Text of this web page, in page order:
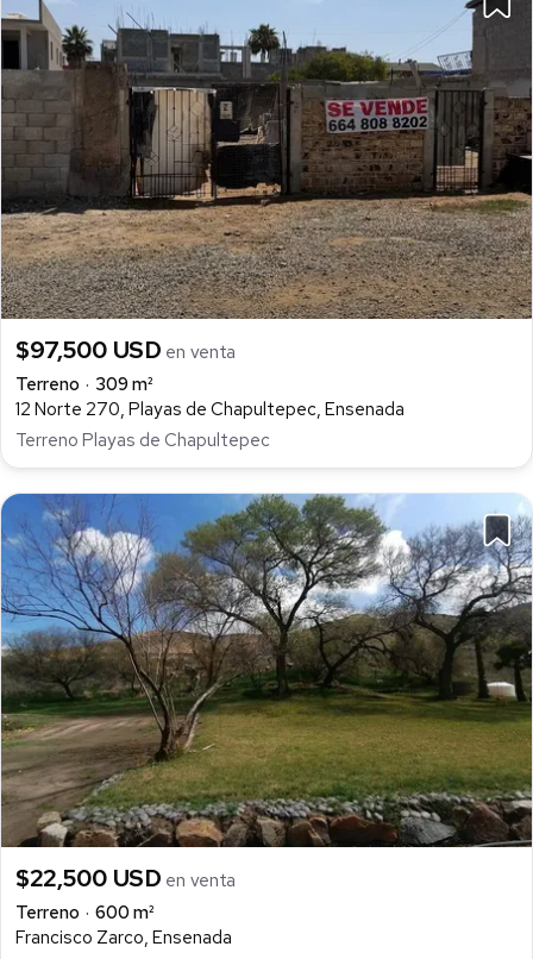
$97,500 USD en venta
Terreno
309 m²
12 Norte 270, Playas de Chapultepec, Ensenada
Terreno Playas de Chapultepec
$22,500 USD en venta
Terreno
600 m²
Francisco Zarco, Ensenada